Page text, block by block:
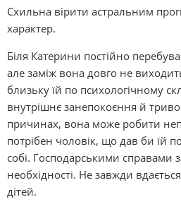
Схильна вірити астральним
характер.
Біля Катерини постійно
але заміж вона довго не
близьку їй по психологічному
внутрішнє занепокоєння й
причинах, вона може робити
потрібен чоловік, що дав би їй
собі. Господарськими справами
необхідності. Не завжди
дітей.